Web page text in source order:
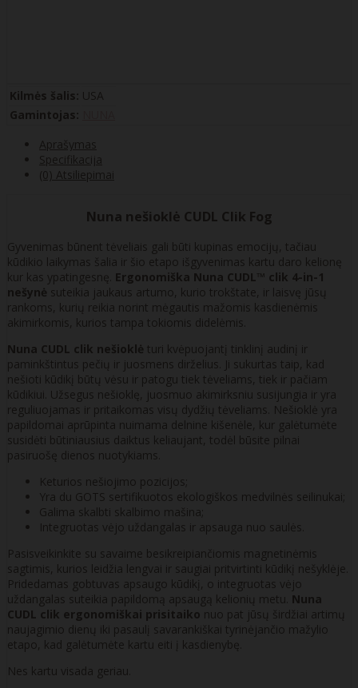
Kilmės šalis: USA
Gamintojas:
Aprašymas
Specifikacija
(0) Atsiliepimai
Nuna nešioklė CUDL Clik Fog
Gyvenimas būnent tėveliais gali būti kupinas emocijų, tačiau
kūdikio laikymas šalia ir šio etapo išgyvenimas kartu daro kelionę
kur kas ypatingesnę. Ergonomiška Nuna CUDL™ clik 4-in-1
nešynė suteikia jaukaus artumo, kurio trokštate, ir laisvę jūsų
rankoms, kurių reikia norint mėgautis mažomis kasdienėmis
akimirkomis, kurios tampa tokiomis didelėmis.
Nuna CUDL clik nešioklė turi kvėpuojantį tinklinį audinį ir
paminkštintus pečių ir juosmens dirželius. Ji sukurtas taip, kad
nešioti kūdikį būtų vėsu ir patogu tiek tėveliams, tiek ir pačiam
kūdikiui. Užsegus nešioklę, juosmuo akimirksniu susijungia ir yra
reguliuojamas ir pritaikomas visų dydžių tėveliams. Nešioklė yra
papildomai aprūpinta nuimama delnine kišenėle, kur galėtumėte
susidėti būtiniausius daiktus keliaujant, todėl būsite pilnai
pasiruošę dienos nuotykiams.
Keturios nešiojimo pozicijos;
Yra du GOTS sertifikuotos ekologiškos medvilnės seilinukai;
Galima skalbti skalbimo mašina;
Integruotas vėjo uždangalas ir apsauga nuo saulės.
Pasisveikinkite su savaime besikreipiančiomis magnetinėmis
sagtimis, kurios leidžia lengvai ir saugiai pritvirtinti kūdikį nešyklėje.
Pridedamas gobtuvas apsaugo kūdikį, o integruotas vėjo
uždangalas suteikia papildomą apsaugą kelionių metu. Nuna
CUDL clik ergonomiškai prisitaiko nuo pat jūsų širdžiai artimų
naujagimio dienų iki pasaulį savarankiškai tyrinėjančio mažylio
etapo, kad galėtumėte kartu eiti į kasdienybę.
Nes kartu visada geriau.